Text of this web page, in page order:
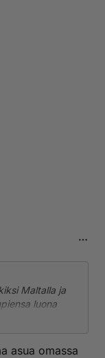
Maltalla ja
luona
he kuuluvat
asua omassa